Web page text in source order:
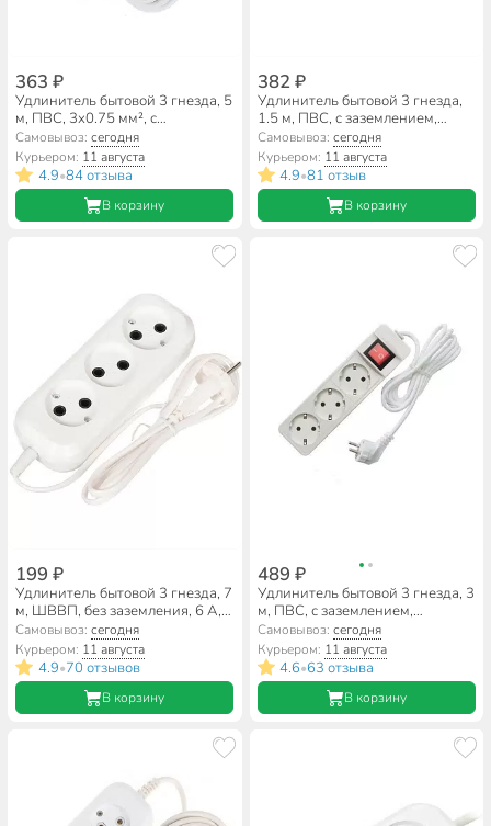
363 ₽
Удлинитель бытовой 3 гнезда, 5
м, ПВС, 3х0.75 мм², с
заземлением, 16 А, Jett, PC-3,
155-635
Самовывоз:сегодня
Курьером: 11 августа
4.9•84 отзыва
В корзину
382 ₽
Удлинитель бытовой 3 гнезда,
1.5 м, ПВС, с заземлением,
выключатель, 2200 Вт, Союз,
481S-7301
Самовывоз: сегодня
Курьером: 11 августа
4.9•81 отзыв
В корзину
199 ₽
Удлинитель бытовой 3 гнезда, 7
м, ШВВП, без заземления, 6 А,
Обиход, РС-3, 150-507
Самовывоз:сегодня
Курьером: 11 августа
4.9•70 отзывов
В корзину
489 ₽
Удлинитель бытовой 3 гнезда, 3
м, ПВС, с заземлением,
выключатель, 2200 Вт, Союз,
481S-7303
Самовывоз: сегодня
Курьером: 11 августа
4.6•63 отзыва
В корзину